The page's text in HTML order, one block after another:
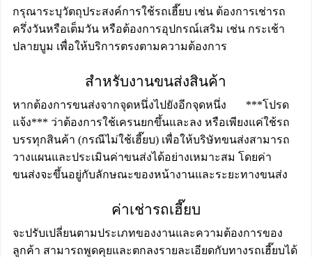
กรุณาระบุวัตถุประสงค์การใช้รถเฮี๊ยบ เช่น ต้องการเช่ารถ
ครึ่งวันหรือเต็มวัน หรือต้องการอุปกรณ์เสริม เช่น กระเช้า
ปลายบูม เพื่อให้บริการตรงตามความต้องการ
สำหรับงานขนส่งสินค้า
หากต้องการขนส่งจากจุดหนึ่งไปยังอีกจุดหนึ่ง ***โปรด
แจ้ง*** ว่าต้องการใช้เครนยกขึ้นและลง หรือเพียงแค่ใช้รถ
บรรทุกสินค้า (กรณีไม่ใช้เฮี๊ยบ) เพื่อให้บริษัทขนส่งสามารถ
วางแผนและประเมินค่าขนส่งได้อย่างเหมาะสม โดยค่า
ขนส่งจะขึ้นอยู่กับลักษณะของหน้างานและระยะทางขนส่ง
ค่าเช่ารถเฮี๊ยบ
จะปรับเปลี่ยนตามประเภทของงานและความต้องการของ
ลูกค้า สามารถพูดคุยและตกลงรายละเอียดกับทางรถเฮี๊ยบได้